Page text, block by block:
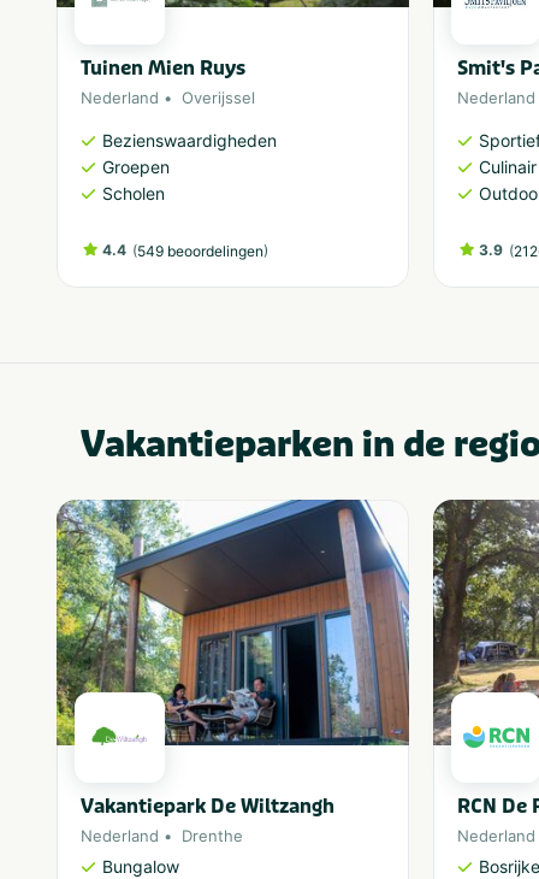
Tuinen Mien Ruys
Nederland Overijssel
Bezienswaardigheden
Groepen
Scholen
4.4 (549 beoordelingen)
Smit's
Nederland
Culinair
3.9 (
Vakantieparken in de
Vakantiepark De Wiltzangh
Nederland Drenthe
Bungalow
RCN De
Nederland